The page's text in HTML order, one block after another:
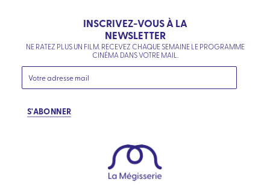
INSCRIVEZ-VOUS À LA
NEWSLETTER
NE RATEZ PLUS UN FILM. RECEVEZ CHAQUE SEMAINE LE PROGRAMME
CINÉMA DANS VOTRE MAIL.
S'ABONNER